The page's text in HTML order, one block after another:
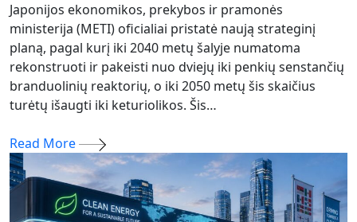
Japonijos ekonomikos, prekybos ir pramonės
ministerija (METI) oficialiai pristatė naują strateginį
planą, pagal kurį iki 2040 metų šalyje numatoma
rekonstruoti ir pakeisti nuo dviejų iki penkių senstančių
branduolinių reaktorių, o iki 2050 metų šis skaičius
turėtų išaugti iki keturiolikos. Šis…
Read More